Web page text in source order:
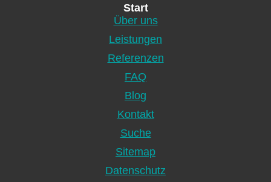
Navigation
überspringen
Start
Über uns
Leistungen
Referenzen
FAQ
Blog
Kontakt
Navigation
Suche
Sitemap
Datenschutz